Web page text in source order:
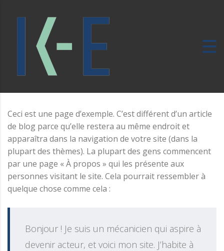
Ceci est une page d’exemple. C’est différent d’un article
de blog parce qu’elle restera au même endroit et
apparaîtra dans la navigation de votre site (dans la
plupart des thèmes). La plupart des gens commencent
par une page « À propos » qui les présente aux
personnes visitant le site. Cela pourrait ressembler à
quelque chose comme cela :
Bonjour ! Je suis un mécanicien qui aspire à
devenir acteur, et voici mon site. J’habite à